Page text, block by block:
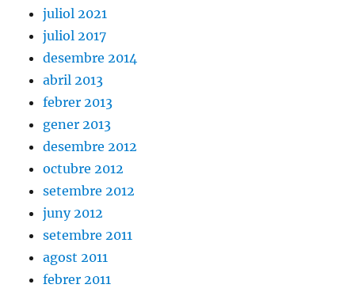
juliol 2021
juliol 2017
desembre 2014
abril 2013
febrer 2013
gener 2013
desembre 2012
octubre 2012
setembre 2012
juny 2012
setembre 2011
agost 2011
febrer 2011